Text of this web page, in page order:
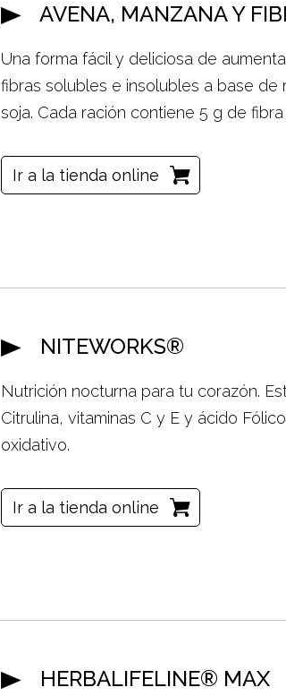
AVENA, MANZANA Y
Una forma fácil y deliciosa de
fibras solubles e insolubles a base de
soja. Cada ración contiene 5 g de
Ir a la tienda online
NITEWORKS®
Nutrición nocturna para tu corazón.
Citrulina, vitaminas C y E y ácido
oxidativo.
Ir a la tienda online
HERBALIFELINE® MAX